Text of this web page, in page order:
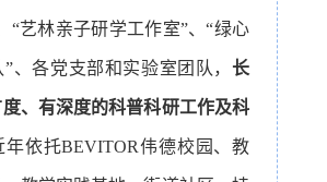
“艺林亲子研学工作室”、“绿心
、各党支部和实验室团队， 长
、有深度的科普科研工作及科
年依托BEVITOR伟德校园、教